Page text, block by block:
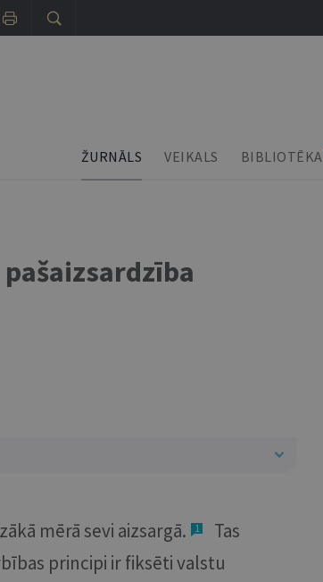
ŽURNĀLS VEIKALS BIBLIOTĒKA
mērā sevi aizsargā. 1
Tas
principi ir fiksēti valstu